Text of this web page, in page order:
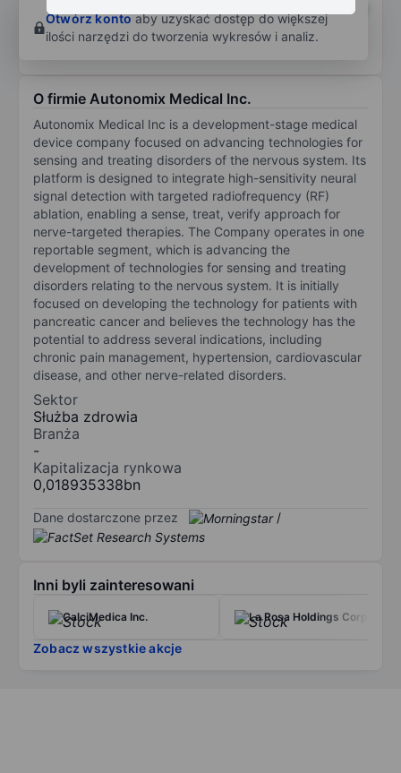
Zwrot z kapitału
własnego
XXXXXXX
Otwórz kontoaby uzyskać dostęp do większej
ilości narzędzi do tworzenia wykresów i analiz.
O firmie Autonomix Medical Inc.
Autonomix Medical Inc is a development-stage medical
device company focused on advancing technologies for
sensing and treating disorders of the nervous system. Its
platform is designed to integrate high-sensitivity neural
signal detection with targeted radiofrequency (RF)
ablation, enabling a sense, treat, verify approach for
nerve-targeted therapies. The Company operates in one
reportable segment, which is advancing the
development of technologies for sensing and treating
disorders relating to the nervous system. It is initially
focused on developing the technology for patients with
pancreatic cancer and believes the technology has the
potential to address several indications, including
chronic pain management, hypertension, cardiovascular
disease, and other nerve-related disorders.
Sektor
Służba zdrowia
Branża
-
Kapitalizacja rynkowa
0,018935338bn
Dane dostarczone przez /
Inni byli zainteresowani
CalciMedica Inc. La Rosa Holdings Corp.
Zobacz wszystkie akcje